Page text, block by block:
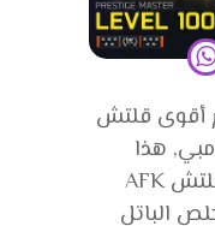
أقوى قلتش
بلاك اوبس 7 زومبي, هذا
القلتش الأسطوري يعتبر قلتش AFK
لفل 1000 وتخلص الباتل